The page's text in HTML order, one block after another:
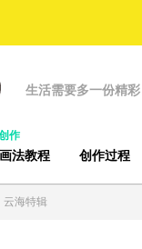
生活需要多一份精彩
作
画法教程 创作过程
云海特辑